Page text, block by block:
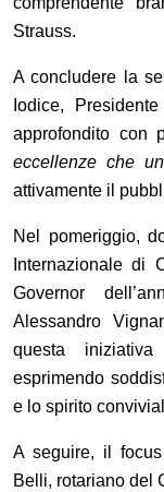
Strauss.
A concludere la
Iodice,
approfondito con
eccellenze che
attivamente il
Nel pomeriggio,
Internazionale di
Governor dell ’
Alessandro
questa
esprimendo
e lo spirito
A seguire, il
Belli, rotariano del